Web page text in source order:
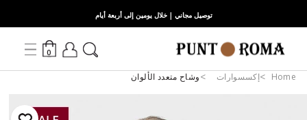
توصيل مجاني | خلال يومين إلى أربعة أيام
0
Home إكسسوارات وشاح متعدد الألوان